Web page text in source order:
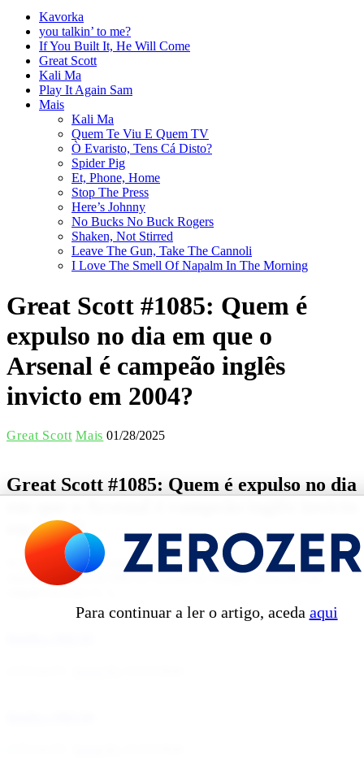
Kavorka
you talkin’ to me?
If You Built It, He Will Come
Great Scott
Kali Ma
Play It Again Sam
Mais
Kali Ma
Quem Te Viu E Quem TV
Ò Evaristo, Tens Cá Disto?
Spider Pig
Et, Phone, Home
Stop The Press
Here’s Johnny
No Bucks No Buck Rogers
Shaken, Not Stirred
Leave The Gun, Take The Cannoli
I Love The Smell Of Napalm In The Morning
Great Scott #1085: Quem é
expulso no dia em que o
Arsenal é campeão inglês
invicto em 2004?
Great Scott Mais 01/28/2025
Great Scott #1085: Quem é expulso no dia
em 2004?
Ronaldo É a 38.ª e última jornada da Premier League 2003-04, o
mundo todo está de olho no Arsenal de Wenger. Basta-lhe um
Para continuar a ler o artigo, aceda aqui